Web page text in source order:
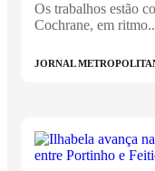
Os trabalhos estão
Cochrane, em
JORNAL